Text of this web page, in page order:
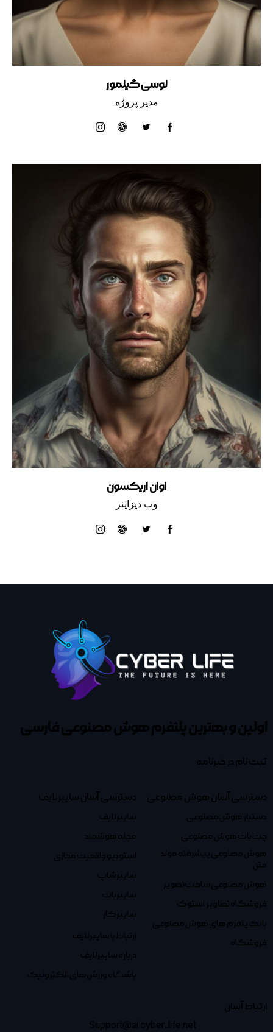
لوسی گیلمور
مدیر پروژه
اوان اریکسون
وب دیزاینر
اولین و بهترین پلتفرمهوش مصنوعی فارسی
ثبت نام در خبرنامه
دسترسی آسان هوش مصنوعی
دستیار هوش مصنوعی
چت بات هوش مصنوعی
هوش مصنوعی پیشرفته مولد
متن
هوش مصنوعی ساخت تصویر
فروشگاه تصاویر استوک
بانک پتفرم های هوش مصنوعی
فروشگاه
دسترسی آسان سایبرلایف
سایبرلایف
مجله هوشمند
استودیو واقعیت مجازی
سایبرشاپ
سایبربات
سایبرکار
ارتباط با سایبرلایف
درباره سایبرلایف
باشگاه ورزش‌های الکترونیک
ارتباط آسان
Support@ai.cyber-life.net